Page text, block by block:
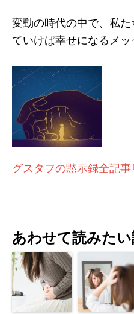
変動の時代の中で、私
ていけば幸せになるメッ
グスタフの黙示録全記事
あわせて読みた